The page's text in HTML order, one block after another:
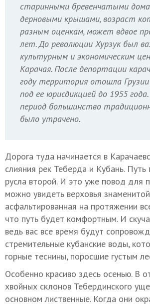
старинными бревенчатыми
дерновыми крышами, возраст
разным оценкам, может вдвое
лет. До революции Хурзук был
культурным и экономическим
Карачая. После депортации
году территория отошла
под ее юрисдикцией до 1955
период большинство
было утрачено.
Дорога туда начинается в
слияния рек Теберда и Кубань. Путь
русла второй. И это уже повод для
можно увидеть верховья
асфальтированная на протяжении
что путь будет комфортным. И
ведь вас все время будут
стремительные кубанские воды,
горные теснины, поросшие густым
Особенно красиво здесь осенью. В
хвойных склонов Тебердинского
основном лиственные. Когда они